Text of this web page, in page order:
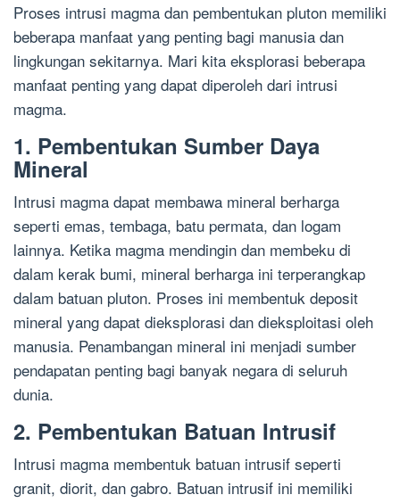
Proses intrusi magma dan pembentukan pluton memiliki
beberapa manfaat yang penting bagi manusia dan
lingkungan sekitarnya. Mari kita eksplorasi beberapa
manfaat penting yang dapat diperoleh dari intrusi
magma.
1. Pembentukan Sumber Daya
Mineral
Intrusi magma dapat membawa mineral berharga
seperti emas, tembaga, batu permata, dan logam
lainnya. Ketika magma mendingin dan membeku di
dalam kerak bumi, mineral berharga ini terperangkap
dalam batuan pluton. Proses ini membentuk deposit
mineral yang dapat dieksplorasi dan dieksploitasi oleh
manusia. Penambangan mineral ini menjadi sumber
pendapatan penting bagi banyak negara di seluruh
dunia.
2. Pembentukan Batuan Intrusif
Intrusi magma membentuk batuan intrusif seperti
granit, diorit, dan gabro. Batuan intrusif ini memiliki